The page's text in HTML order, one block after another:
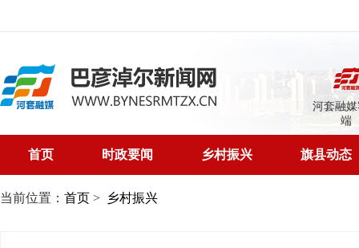
河套融
端
首页 时政要闻 乡村振兴 旗县动态
当前位置： 首页 > 乡村振兴